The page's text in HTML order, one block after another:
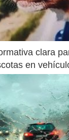
clara
en